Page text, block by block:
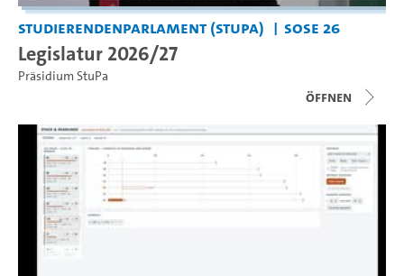
Studierendenparlament (StuPa) SoSe 26
Legislatur 2026/27
Präsidium StuPa
Öffnen